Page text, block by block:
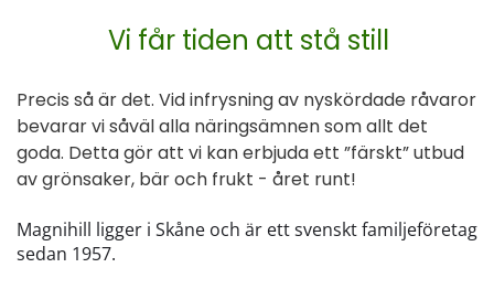
Vi får tiden att stå still
Precis så är det. Vid infrysning av nyskördade råvaror
bevarar vi såväl alla näringsämnen som allt det
goda. Detta gör att vi kan erbjuda ett ”färskt” utbud
av grönsaker, bär och frukt - året runt!
Magnihill ligger i Skåne och är ett svenskt familjeföretag
sedan 1957.